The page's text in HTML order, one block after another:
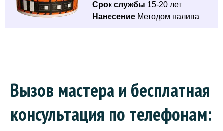
Срок службы 15-20 лет
Нанесение Методом налива
Вызов мастера и бесплатная
консультация по телефонам: